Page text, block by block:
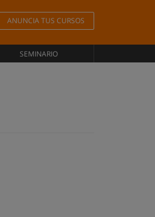
ANUNCIA TUS CURSOS
SEMINARIO